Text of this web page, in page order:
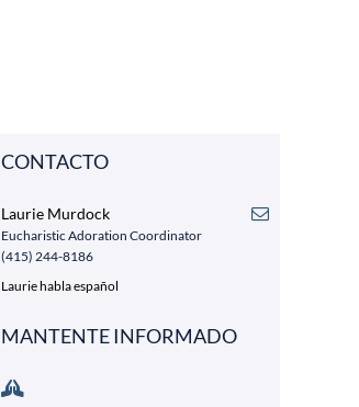
CONTACTO
Laurie Murdock
Eucharistic Adoration Coordinator
(415) 244-8186
Laurie habla español
MANTENTE INFORMADO